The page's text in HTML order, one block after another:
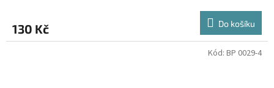
130 Kč Do košíku
Kód: BP 0029-4